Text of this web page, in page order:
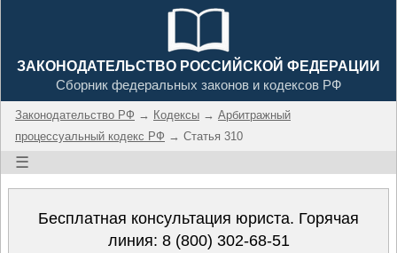
ЗАКОНОДАТЕЛЬСТВО РОССИЙСКОЙ ФЕДЕРАЦИИ
Сборник федеральных законов и кодексов РФ
Законодательство РФ → Кодексы → Арбитражный
процессуальный кодекс РФ → Статья 310
☰
Бесплатная консультация юриста. Горячая
линия: 8 (800) 302-68-51